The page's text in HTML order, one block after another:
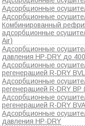
Адсорбционные
Адсорбционные
Комбинированный
адсорбционные
Air)
Адсорбционные
давления HP-DRY до
Адсорбционные
регенерацией R-DRY
Адсорбционные
регенерацией R-DRY BP
Адсорбционные
регенерацией R-DRY
Адсорбционные
давления HP-DRY